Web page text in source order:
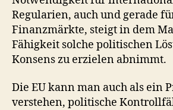
Regularien, auch und gerade
Finanzmärkte, steigt in dem
Fähigkeit solche politischen
Konsens zu erzielen abnimmt.
Die EU kann man auch als ein
verstehen, politische